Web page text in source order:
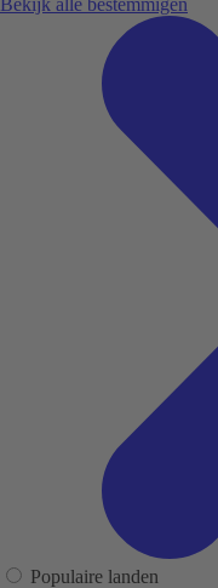
Populaire landen